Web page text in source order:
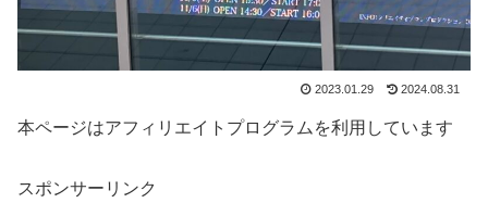
2023.01.29 2024.08.31
本ページはアフィリエイトプログラムを利用しています
スポンサーリンク